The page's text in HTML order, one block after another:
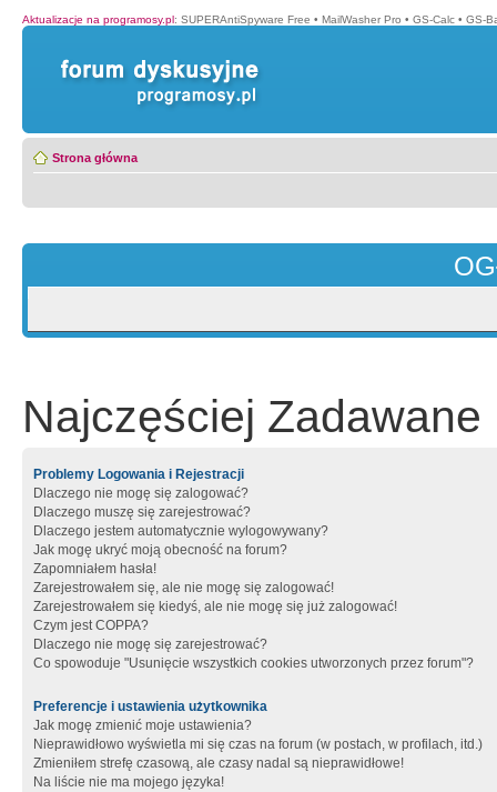
Aktualizacje na programosy.pl: SUPERAntiSpyware Free • MailWasher Pro • GS-Calc • GS-
Strona główna
Najczęściej Zadawane
Problemy Logowania i Rejestracji
Dlaczego nie mogę się zalogować?
Dlaczego muszę się zarejestrować?
Dlaczego jestem automatycznie wylogowywany?
Jak mogę ukryć moją obecność na forum?
Zapomniałem hasła!
Zarejestrowałem się, ale nie mogę się zalogować!
Zarejestrowałem się kiedyś, ale nie mogę się już zalogować!
Czym jest COPPA?
Dlaczego nie mogę się zarejestrować?
Co spowoduje "Usunięcie wszystkich cookies utworzonych przez forum"?
Preferencje i ustawienia użytkownika
Jak mogę zmienić moje ustawienia?
Nieprawidłowo wyświetla mi się czas na forum (w postach, w profilach, itd.)
Zmieniłem strefę czasową, ale czasy nadal są nieprawidłowe!
Na liście nie ma mojego języka!